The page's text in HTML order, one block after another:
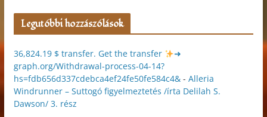
Legutóbbi hozzászólások
36,824.19 $ transfer. Get the transfer
➜
graph.org/Withdrawal-process-04-14?
hs=fdb656d337cdebca4ef24fe50fe584c4&- Alleria
Windrunner – Suttogó figyelmeztetés /írta Delilah S.
Dawson/ 3. rész